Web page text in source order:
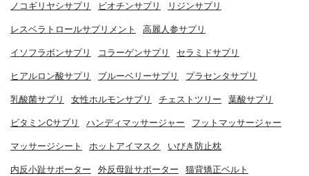
ノコギリヤシサプリ ビオチンサプリ リジンサプリ
レスベラトロールサプリメント 高麗人参サプリ
イソフラボンサプリ コラーゲンサプリ セラミドサプリ
ヒアルロン酸サプリ ブルーベリーサプリ プラセンタサプリ
乳酸菌サプリ 女性ホルモンサプリ チェストツリー 葉酸サプリ
ビタミンCサプリ ハンディマッサージャー フットマッサージャー
マッサージシート ホットアイマスク いびき防止枕
内反小趾サポーター 外反母趾サポーター 猫背矯正ベルト